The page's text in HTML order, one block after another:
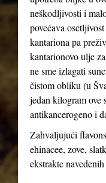
neškodljivosti i
povećava
kantariona pa
kantarionovo ulje
ne sme izlagati
čistom obliku (u
jedan kilogram ove
antikancerogeno i
Zahvaljujući
ehinacee, zove,
ekstrakte